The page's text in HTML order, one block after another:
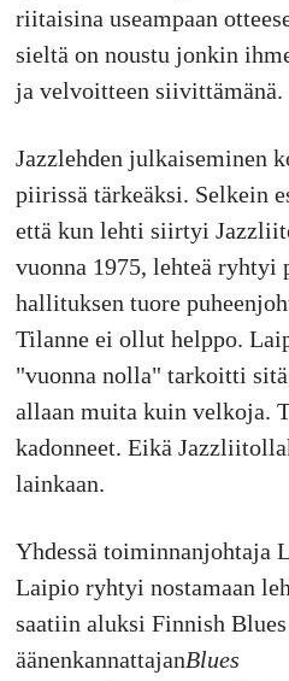
riitaisina useampaan
sieltä on noustu jonkin
ja velvoitteen siivittämänä.
Jazzlehden julkaiseminen
piirissä tärkeäksi. Selkein
että kun lehti siirtyi
vuonna 1975, lehteä
hallituksen tuore
Tilanne ei ollut helppo.
"vuonna nolla" tarkoitti
allaan muita kuin velkoja.
kadonneet. Eikä
lainkaan.
Yhdessä toiminnanjohtaja
Laipio ryhtyi nostamaan
saatiin aluksi Finnish
äänenkannattajanBlues